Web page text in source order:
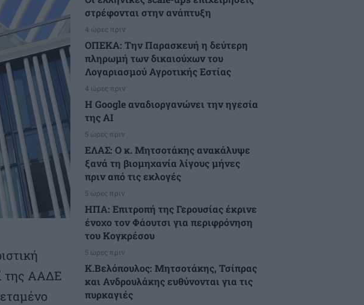
της ΑΑΔΕ
στρέφονται στην ανάπτυξη
4 ώρες πριν
ΟΠΕΚΑ: Την Παρασκευή η δεύτερη
πληρωμή των δικαιούχων του
Λογαριασμού Αγροτικής Εστίας
4 ώρες πριν
H Google αναδιοργανώνει την ηγεσία
της AI
5 ώρες πριν
ΕΛΑΣ: Ο κ. Μητσοτάκης ανακάλυψε
ξανά τη βιομηχανία λίγους μήνες
πριν από τις εκλογές
5 ώρες πριν
ΗΠΑ: Επιτροπή της Γερουσίας έκρινε
ένοχο τον Φάουτσι για περιφρόνηση
του Κογκρέσου
5 ώρες πριν
K.Βελόπουλος: Μητσοτάκης, Τσίπρας
και Ανδρουλάκης ευθύνονται για τις
πυρκαγιές